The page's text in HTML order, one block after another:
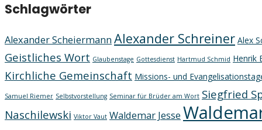
Schlagwörter
Alexander ScheiermannAlexander Schreiner Alex
Geistliches Wort Glaubenstage Gottesdienst Hartmud Schmid Henrik
Kirchliche Gemeinschaft Missions- und
Samuel Riemer Selbstvorstellung Seminar für Brüder am Wort Siegfried
Naschilewski Viktor Vaut Waldemar Jesse